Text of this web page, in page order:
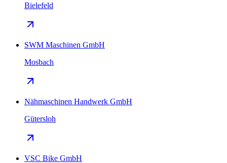
Bielefeld
SWM Maschinen GmbH
Mosbach
Nähmaschinen Handwerk GmbH
Gütersloh
VSC Bike GmbH